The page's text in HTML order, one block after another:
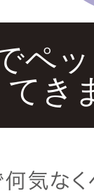
ペ
てき